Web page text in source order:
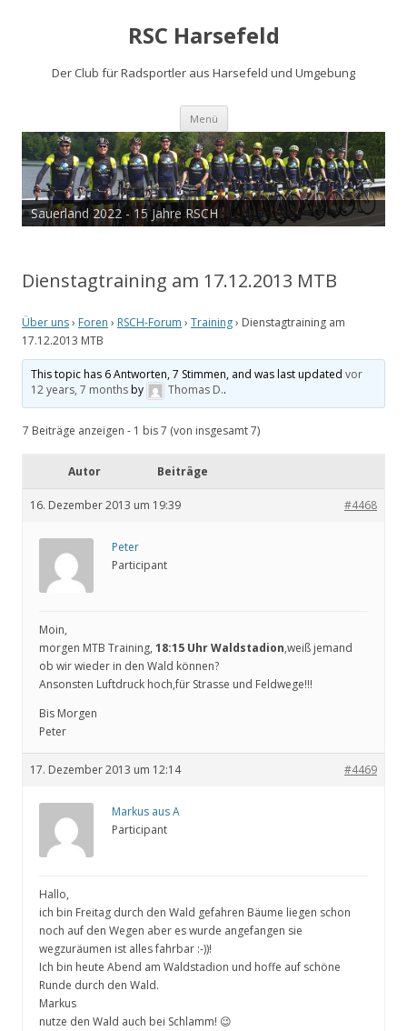
RSC Harsefeld
Der Club für Radsportler aus Harsefeld und Umgebung
Menü Zum
springen
Sauerland 2022 - 15 Jahre RSCH
Dienstagtraining am 17.12.2013 MTB
Über uns› Foren › RSCH-Forum › Training› Dienstagtraining am
17.12.2013 MTB
This topic has 6 Antworten, 7 Stimmen, and was last updatedvor
12 years, 7 monthsby Thomas D..
7 Beiträge anzeigen - 1 bis 7 (von insgesamt 7)
Autor Beiträge
16. Dezember 2013 um 19:39 #4468
Peter
Participant
Moin,
morgen MTB Training, 18:15 Uhr Waldstadion,weiß jemand
ob wir wieder in den Wald können?
Ansonsten Luftdruck hoch,für Strasse und Feldwege!!!
Bis Morgen
Peter
17. Dezember 2013 um 12:14 #4469
Markus aus A
Participant
Hallo,
ich bin Freitag durch den Wald gefahren Bäume liegen schon
noch auf den Wegen aber es wurde angefangen sie
wegzuräumen ist alles fahrbar :-))!
Ich bin heute Abend am Waldstadion und hoffe auf schöne
Runde durch den Wald.
Markus
nutze den Wald auch bei Schlamm! 😉